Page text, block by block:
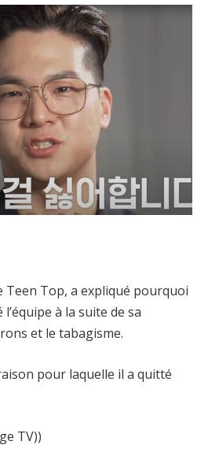
Teen Top, a expliqué pourquoi
à la suite de sa
et le tabagisme.
TV))